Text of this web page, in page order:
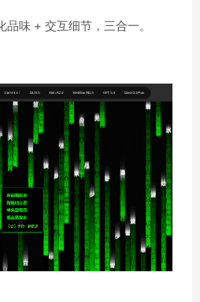
品味 + 交互细节，三合一。